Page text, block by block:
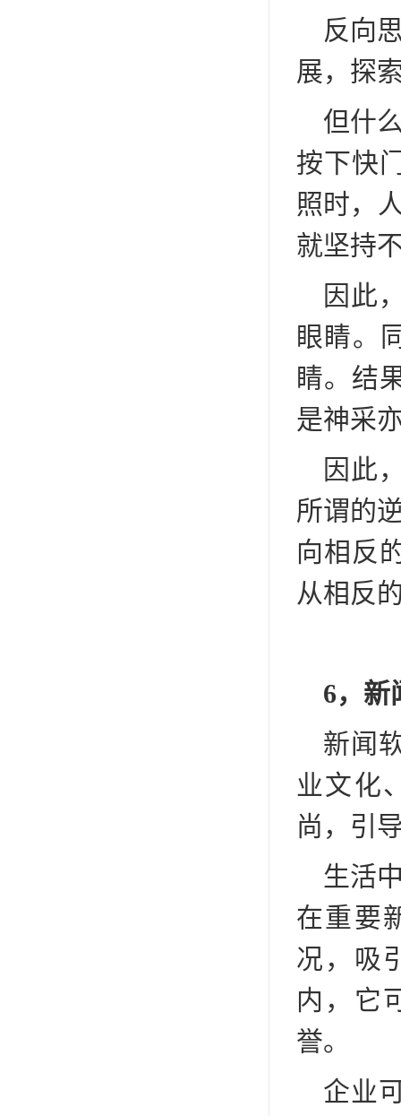
反向
展，探
但什
按下快
照时，
就坚持
因此
眼睛。
睛。结
是神采
因此
所谓的
向相反
从相反
6，新
新闻
业文化
尚，引
生活
在重要
况，吸
内，它
誉。
企业